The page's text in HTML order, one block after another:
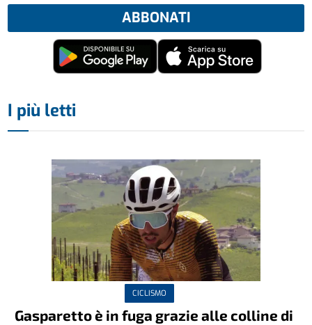
ABBONATI
I più letti
CICLISMO
Gasparetto è in fuga grazie alle colline di